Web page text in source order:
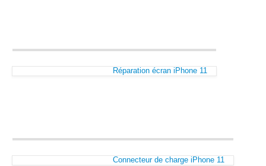
Réparation écran iPhone 11
Connecteur de charge iPhone 11